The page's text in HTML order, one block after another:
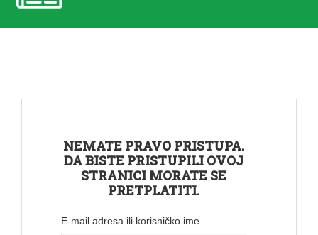
NEMATE PRAVO PRISTUPA.
DA BISTE PRISTUPILI OVOJ
STRANICI MORATE SE
PRETPLATITI.
E-mail adresa ili korisničko ime